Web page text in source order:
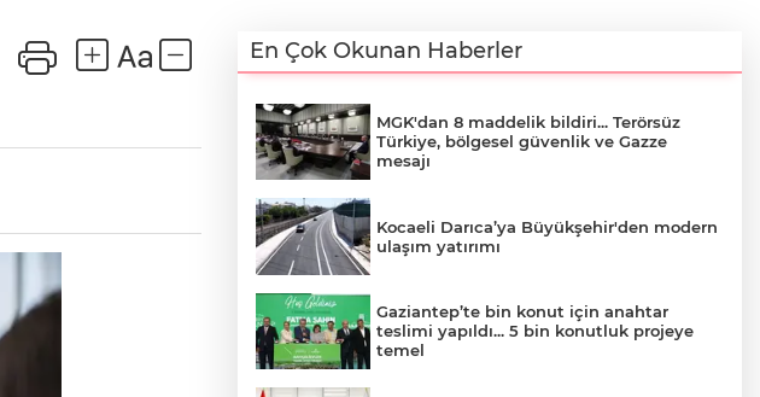
En Çok Okunan Haberler
MGK'dan 8 maddelik bildiri... Terörsüz
Türkiye, bölgesel güvenlik ve Gazze
mesajı
Kocaeli Darıca’ya Büyükşehir'den modern
ulaşım yatırımı
Gaziantep’te bin konut için anahtar
teslimi yapıldı... 5 bin konutluk projeye
temel